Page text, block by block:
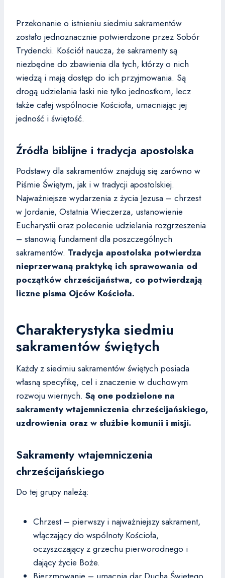
Przekonanie o istnieniu siedmiu sakramentów
zostało jednoznacznie potwierdzone przez Sobór
Trydencki. Kościół naucza, że sakramenty są
niezbędne do zbawienia dla tych, którzy o nich
wiedzą i mają dostęp do ich przyjmowania. Są
drogą udzielania łaski nie tylko jednostkom, lecz
także całej wspólnocie Kościoła, umacniając jej
jedność i świętość.
Źródła biblijne i tradycja apostolska
Podstawy dla sakramentów znajdują się zarówno w
Piśmie Świętym, jak i w tradycji apostolskiej.
Najważniejsze wydarzenia z życia Jezusa – chrzest
w Jordanie, Ostatnia Wieczerza, ustanowienie
Eucharystii oraz polecenie udzielania rozgrzeszenia
– stanowią fundament dla poszczególnych
sakramentów. Tradycja apostolska potwierdza
nieprzerwaną praktykę ich sprawowania od
początków chrześcijaństwa, co potwierdzają
liczne pisma Ojców Kościoła.
Charakterystyka siedmiu
sakramentów świętych
Każdy z siedmiu sakramentów świętych posiada
własną specyfikę, cel i znaczenie w duchowym
rozwoju wiernych. Są one podzielone na
sakramenty wtajemniczenia chrześcijańskiego,
uzdrowienia oraz w służbie komunii i misji.
Sakramenty wtajemniczenia
chrześcijańskiego
Do tej grupy należą:
Chrzest – pierwszy i najważniejszy sakrament,
włączający do wspólnoty Kościoła,
oczyszczający z grzechu pierworodnego i
dający życie Boże.